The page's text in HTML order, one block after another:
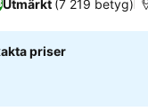
Utmärkt (7 219 betyg)
priser